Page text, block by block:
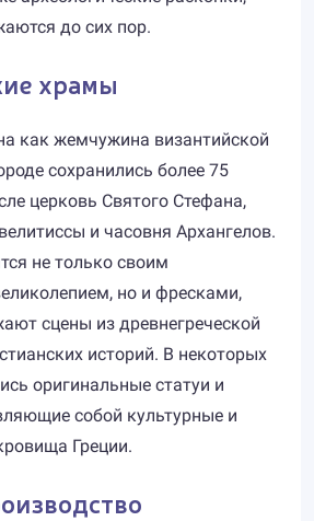
до сих пор.
храмы
как жемчужина византийской
сохранились более 75
церковь Святого Стефана,
и часовня Архангелов.
не только своим
но и фресками,
сцены из древнегреческой
историй. В некоторых
оригинальные статуи и
собой культурные и
Греции.